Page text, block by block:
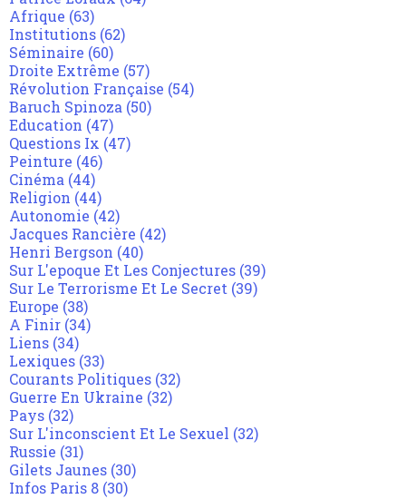
Afrique (63)
Institutions (62)
Séminaire (60)
Droite Extrême (57)
Révolution Française (54)
Baruch Spinoza (50)
Education (47)
Questions Ix (47)
Peinture (46)
Cinéma (44)
Religion (44)
Autonomie (42)
Jacques Rancière (42)
Henri Bergson (40)
Sur L'epoque Et Les Conjectures (39)
Sur Le Terrorisme Et Le Secret (39)
Europe (38)
A Finir (34)
Liens (34)
Lexiques (33)
Courants Politiques (32)
Guerre En Ukraine (32)
Pays (32)
Sur L'inconscient Et Le Sexuel (32)
Russie (31)
Gilets Jaunes (30)
Infos Paris 8 (30)